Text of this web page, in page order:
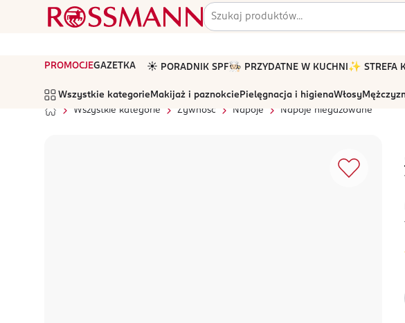
PROMOCJEGAZETKA ☀️ PORADNIK SPF🧑🏻‍🍳 PRZYDATNE W KUCHNI ✨ STREFA
Wszystkie kategorie Makijaż i paznokcie Pielęgnacja i higienaWłosy
Wszystkie kategorie
Żywność Napoje Napoje niegazowane